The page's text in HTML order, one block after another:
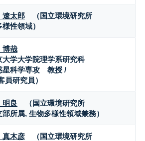
太郎 （国立環境研究所
性領域）
哉
大学大学院理学系研究科
星科学専攻 教授 /
員研究員）
良
（国立環境研究所
所属, 生物多様性領域兼務）
木彦 （国立環境研究所